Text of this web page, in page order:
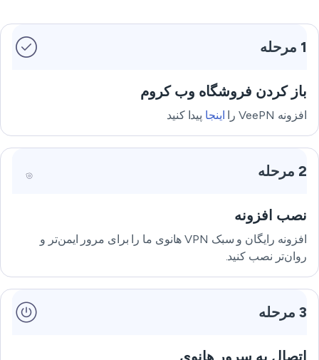
باز کردن فروشگاه وب کروم
افزونه VeePN را اینجاپیدا کنید
2 مرحله
نصب افزونه
افزونه رایگان و سبک VPN هانوی ما را برای مرور ایمن‌تر و
روان‌تر نصب کنید.
اتصال به سرور هانوی